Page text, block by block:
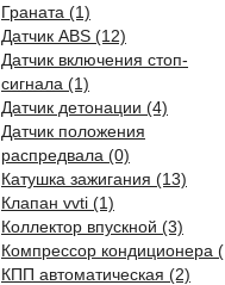
Граната (1)
Датчик ABS (12)
Датчик включения стоп-
сигнала (1)
Датчик детонации (4)
Датчик положения
распредвала (0)
Катушка зажигания (13)
Клапан vvti (1)
Коллектор впускной (3)
Компрессор кондиционера
КПП автоматическая (2)